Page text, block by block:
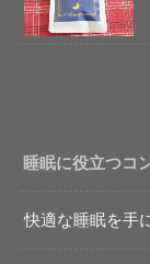
睡眠に役立つコ
快適な睡眠を手